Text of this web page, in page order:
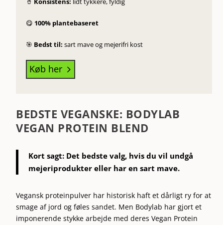
😋 100% plantebaseret
🎯 Bedst til: sart mave og mejerifri kost
Køb her 5
BEDSTE VEGANSKE: BODYLAB
VEGAN PROTEIN BLEND
Kort sagt: Det bedste valg, hvis du vil undgå
mejeriprodukter eller har en sart mave.
Vegansk proteinpulver har historisk haft et dårligt ry for at
smage af jord og føles sandet. Men Bodylab har gjort et
imponerende stykke arbejde med deres Vegan Protein